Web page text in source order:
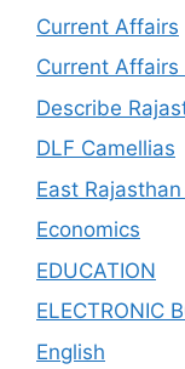
Current Affairs
Current Affairs
Describe
DLF Camellias
East
Economics
EDUCATION
ELECTRONIC
English